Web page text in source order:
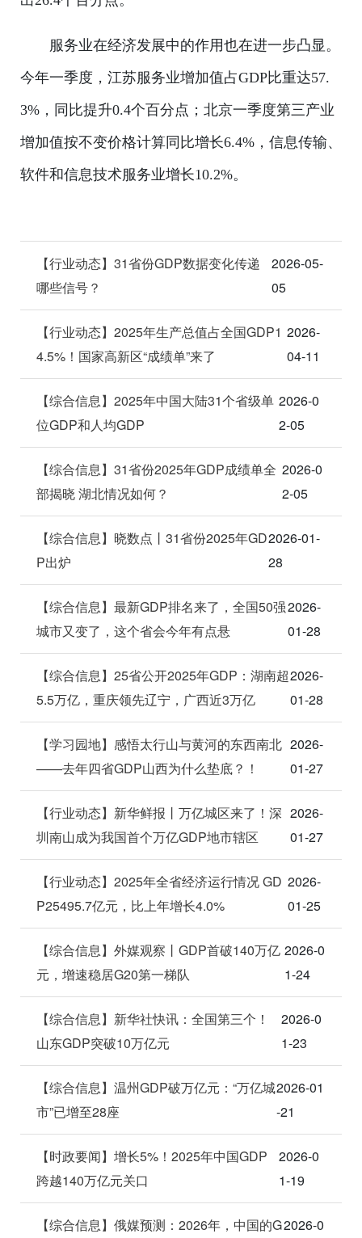
服务业在经济发展中的作用也在进一步凸显。
今年一季度，江苏服务业增加值占GDP比重达57.
3%，同比提升0.4个百分点；北京一季度第三产业
增加值按不变价格计算同比增长6.4%，信息传输、
软件和信息技术服务业增长10.2%。
【行业动态】31省份GDP数据变化传递
哪些信号？
2026-05-
05
【行业动态】2025年生产总值占全国GDP1
4.5%！国家高新区“成绩单”来了
2026-
04-11
【综合信息】2025年中国大陆31个省级单
位GDP和人均GDP
2026-0
2-05
【综合信息】31省份2025年GDP成绩单全
部揭晓 湖北情况如何？
2026-0
2-05
【综合信息】晓数点丨31省份2025年GD
P出炉
2026-01-
28
【综合信息】最新GDP排名来了，全国50强
城市又变了，这个省会今年有点悬
2026-
01-28
【综合信息】25省公开2025年GDP：湖南超
5.5万亿，重庆领先辽宁，广西近3万亿
2026-
01-28
【学习园地】感悟太行山与黄河的东西南北
——去年四省GDP山西为什么垫底？！
2026-
01-27
【行业动态】新华鲜报丨万亿城区来了！深
圳南山成为我国首个万亿GDP地市辖区
2026-
01-27
【行业动态】2025年全省经济运行情况 GD
P25495.7亿元，比上年增长4.0%
2026-
01-25
【综合信息】外媒观察丨GDP首破140万亿
元，增速稳居G20第一梯队
2026-0
1-24
【综合信息】新华社快讯：全国第三个！
山东GDP突破10万亿元
2026-0
1-23
【综合信息】温州GDP破万亿元：“万亿城
市”已增至28座
2026-01
-21
【时政要闻】增长5%！2025年中国GDP
跨越140万亿元关口
2026-0
1-19
【综合信息】俄媒预测：2026年，中国的G2026-0